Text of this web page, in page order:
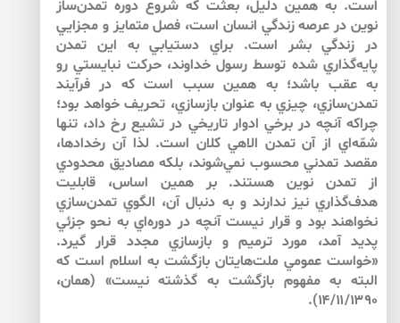
است. به همين دليل، بعثت كه شروع دوره تمدن‌‌ساز
نوين در عرصه زندگي انسان است، فصل متمايز و مجزايي
در زندگي بشر است. براي دستيابي به اين تمدن
پايه‌‌گذاري شده توسط رسول خداوند، حركت نبايستي رو
به عقب باشد؛ به همين سبب است كه در فرآيند
تمدن‌‌سازي، چيزي به عنوان بازسازي، تحريف خواهد بود؛
چراكه آنچه در برخي ادوار تاريخي در تشيع رخ داد، تنها
شمّه‌‌اي از آن تمدن الاهي كلان است. لذا آن رخدادها،
مقصد تمدني محسوب نمي‌‌شوند، بلكه مصاديق محدودي
از تمدن نوين هستند. بر همين اساس، قابليت
هدف‌‌گذاري نيز ندارند و به دنبال آن، الگوي تمدن‌‌سازي
نخواهند بود و قرار نيست آنچه در دوره‌‌اي به نحو جزئي
پديد آمد، مورد ترميم و بازسازي مجدد قرار گيرد.
«خواست عمومي ملت‌‌هايتان بازگشت به اسلام است كه
البته به مفهوم بازگشت به گذشته نيست» (همان،
۱۴/۱۱/۱۳۹۰).